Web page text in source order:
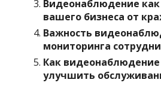
Видеонаблюдение
вашего бизнеса от
Важность
мониторинга
Как
улучшить